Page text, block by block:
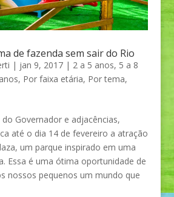
de fazenda sem sair do Rio
| jan 9, 2017| 2 a 5 anos, 5 a 8
, Por faixa etária, Por tema,
Governador e adjacências,
até o dia 14 de fevereiro a atração
um parque inspirado em uma
Essa é uma ótima oportunidade de
nossos pequenos um mundo que